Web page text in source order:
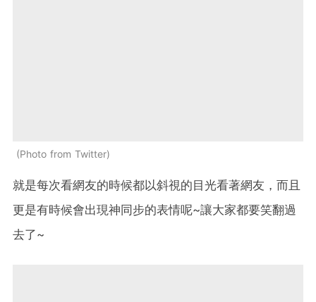
Photo from Twitter
就是每次看網友的時候都以斜視的目光看著網友，而且
更是有時候會出現神同步的表情呢~讓大家都要笑翻過
去了~